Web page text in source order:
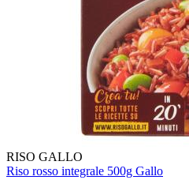
RISO GALLO
Riso rosso integrale 500g Gallo